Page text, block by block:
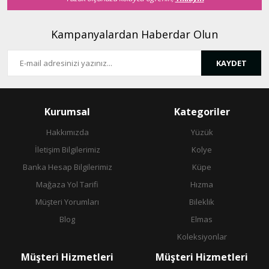
Kampanyalardan Haberdar Olun
KAYDET
Kurumsal
Hakkımızda
İletişim Bilgilerimiz
Banka Hesap Bilgilerimiz
Mağaza Yol Tarifi
Müşteri Yorumları
Blog
Kategoriler
Yüzük
Kolye
Küpe
Hızma
Bileklik
Elmas
Koleksiyonlar
Müşteri Hizmetleri Müşteri Hizmetleri